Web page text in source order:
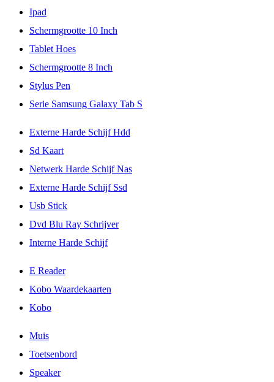
Ipad
Schermgrootte 10 Inch
Tablet Hoes
Schermgrootte 8 Inch
Stylus Pen
Serie Samsung Galaxy Tab S
Externe Harde Schijf Hdd
Sd Kaart
Netwerk Harde Schijf Nas
Externe Harde Schijf Ssd
Usb Stick
Dvd Blu Ray Schrijver
Interne Harde Schijf
E Reader
Kobo Waardekaarten
Kobo
Muis
Toetsenbord
Speaker